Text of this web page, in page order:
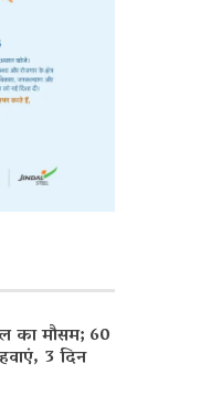
का मौसम; 60
3 दिन